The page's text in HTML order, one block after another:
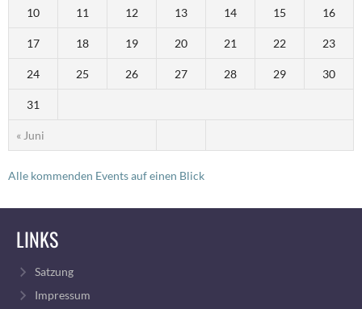
« Juni
10 11 12 13 14 15 16
17 18 19 20 21 22 23
24 25 26 27 28 29 30
31
Alle kommenden Events auf einen Blick
LINKS
Satzung
Impressum